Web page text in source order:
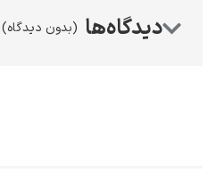
(بدون دیدگاه)